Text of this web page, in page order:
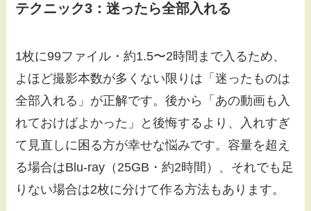
テクニック3：迷ったら全部入れる
1枚に99ファイル・約1.5〜2時間まで入るため、
よほど撮影本数が多くない限りは「迷ったものは
全部入れる」が正解です。後から「あの動画も入
れておけばよかった」と後悔するより、入れすぎ
て見直しに困る方が幸せな悩みです。容量を超え
る場合はBlu-ray（25GB・約2時間）、それでも足
りない場合は2枚に分けて作る方法もあります。